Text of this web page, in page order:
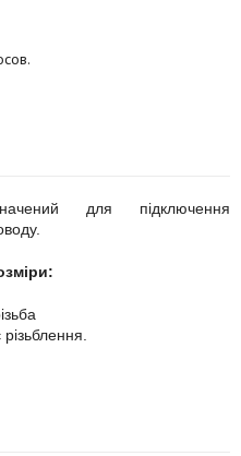
для підключення